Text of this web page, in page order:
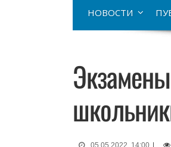
НОВОСТИ
05.05.2022, 14:00 |